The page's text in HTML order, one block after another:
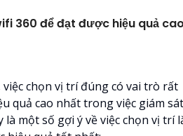
360 để đạt được hiệu quả
việc chọn vị trí đúng có vai trò rất
quả cao nhất trong việc giám sát
là một số gợi ý về việc chọn vị trí